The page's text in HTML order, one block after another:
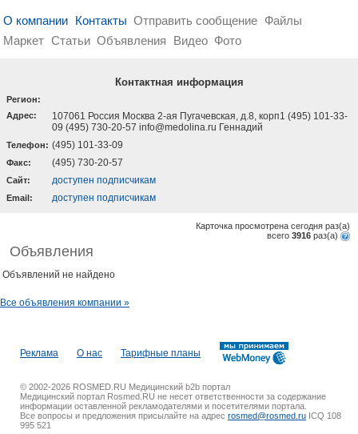
О компании Контакты Отправить сообщение Файлы
Маркет Статьи Объявления Видео Фото
Контактная информация
Регион:
Адрес:
107061 Россия Москва 2-ая Пугачевская, д.8, корп1 (495) 101-33-
09 (495) 730-20-57 info@medolina.ru Геннадий
Телефон: (495) 101-33-09
Факс: (495) 730-20-57
Cайт: доступен подписчикам
Email: доступен подписчикам
Карточка просмотрена сегодня раз(a)
всего 3916 раз(a)
Объявления
Объявлений не найдено
Все объявления компании »
Реклама О нас Тарифные планы
© 2002-2026 ROSMED.RU Медицинский b2b портал
Медицинский портал Rosmed.RU не несет ответственности за содержание
информации оставленной рекламодателями и посетителями портала.
Все вопросы и предложения присылайте на адрес rosmed@rosmed.ru ICQ 108
995 521